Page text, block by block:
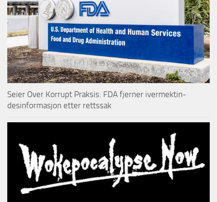
Seier Over Korrupt Praksis: FDA fjerner ivermektin-
desinformasjon etter rettssak